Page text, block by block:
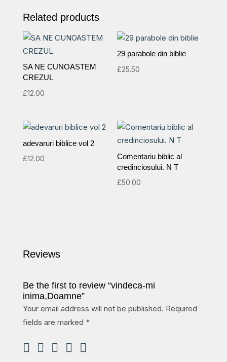
Related products
SA NE CUNOASTEM
CREZUL
£12.00
29 parabole din biblie
£25.50
adevaruri biblice vol 2
£12.00
Comentariu biblic al
credinciosului. N T
£50.00
Reviews
Be the first to review “vindeca-mi
inima,Doamne”
Your email address will not be published. Required
fields are marked *